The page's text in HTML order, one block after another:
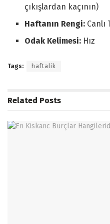
çıkışlardan kaçının)
Haftanın Rengi: Canlı
Odak Kelimesi: Hız
Tags: haftalik
Related Posts